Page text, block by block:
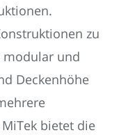
zu
modular und
Deckenhöhe
bietet die